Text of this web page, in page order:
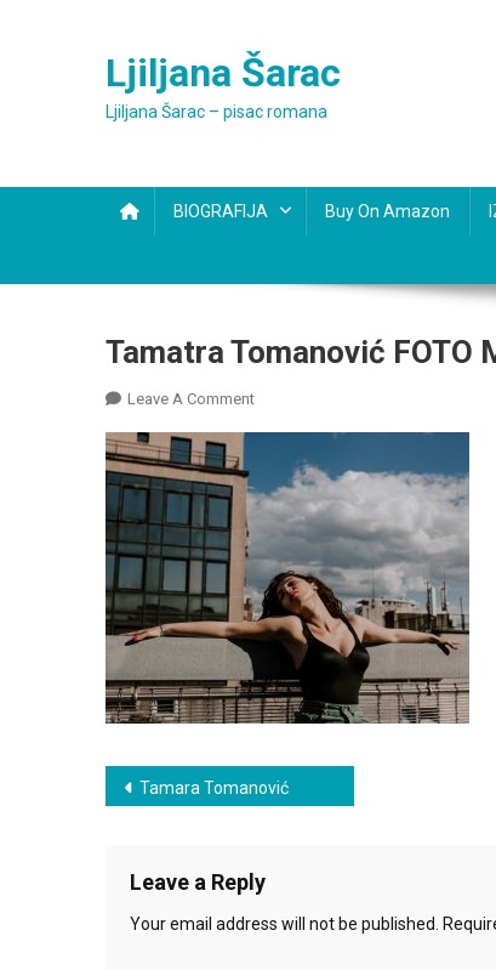
Ljiljana Šarac
Ljiljana Šarac – pisac romana
BIOGRAFIJA Buy On Amazon
Tamatra Tomanović FOTO
Leave A CommentOn
FOTO
Mario
Post
Tamara Tomanović
Leave a Reply
Your email address will not be published.